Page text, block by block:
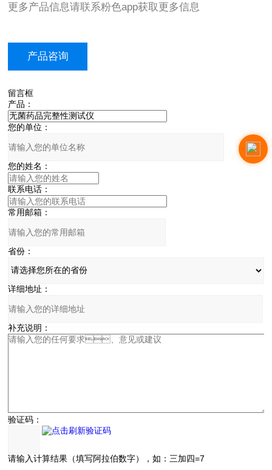
更多产品信息请联系粉色app获取更多信息
产品咨询
留言框
产品：
您的单位：
您的姓名：
联系电话：
常用邮箱：
省份：
详细地址：
补充说明：
验证码：
请输入计算结果（填写阿拉伯数字），如：三加四=7